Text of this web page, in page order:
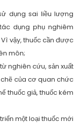
dụng sai liều lượng
dụng phụ nghiêm
vậy, thuốc cần được
môn;
nghiên cứu, sản xuất
của cơ quan chức
thuốc giả, thuốc kém
một loại thuốc mới